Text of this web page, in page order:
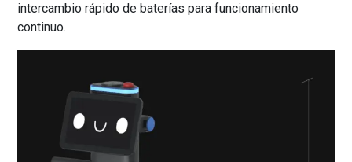
intercambio rápido de baterías para funcionamiento
continuo.